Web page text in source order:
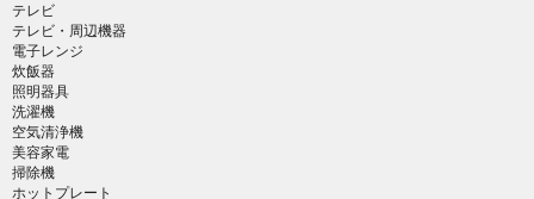
テレビ
テレビ・周辺機器
電子レンジ
炊飯器
照明器具
洗濯機
空気清浄機
美容家電
掃除機
ホットプレート